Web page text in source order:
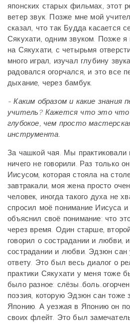
японских старых фильмах, этот
ветер звук. Позже мне мой
сказал, что так Будда касается
Сякухати, одним звуком. Позже я
на Сякухати, с четырьмя
много играл, изучал глубину
радовался огорчался, и это все
дыхание, через бамбук.
- Каким образом и какие знания
учитель? Кажется что это
глубокое, чем просто
инструмента.
За чашкой чая. Мы
ничего не говорили. Раз только
Иисусом, которая стояла на
завтракали, моя жена просто
человек, иногда такого духа не
спросил моё понимание Иисуса
объяснил своё понимание: что
через время. Один старше,
говорил о сострадании и любви,
сострадании и любви. Эдзюн
ответу. Это был весь диалог о
практики Сякухати у меня тоже
было разное:
поэзия, которую Эдзюн сан тоже
Японию. А уезжая в Японию он
своих флейт. Это был